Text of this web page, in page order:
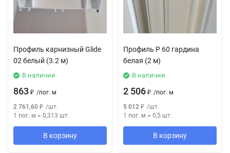
Профиль карнизный Glide
02 белый (3.2 м)
В наличии
863 ₽ /пог. м
2 761,60 ₽ /шт.
1 пог. м = 0,313 шт.
В корзину
Профиль P 60 гардина
белая (2 м)
В наличии
2 506 ₽ /пог. м
5 012 ₽ /шт.
1 пог. м = 0,5 шт.
В корзину